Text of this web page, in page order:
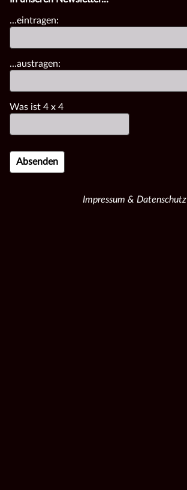
...eintragen:
...austragen:
Was ist 4 x 4
Impressum & Datenschutz